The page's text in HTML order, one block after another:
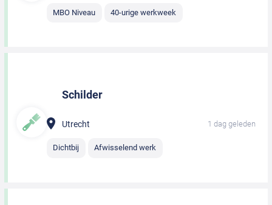
MBO Niveau 40-urige werkweek
Schilder
Utrecht 1 dag geleden
Dichtbij Afwisselend werk